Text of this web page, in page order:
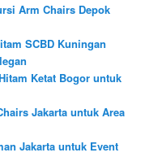
Arm Chairs Depok
SCBD Kuningan
Ketat Bogor untuk
Jakarta untuk Area
Jakarta untuk Event